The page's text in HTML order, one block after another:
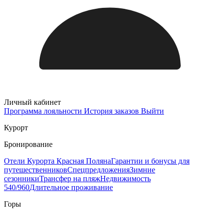
Личный кабинет
Программа лояльности История заказов Выйти
Курорт
Бронирование
Отели Курорта Красная ПолянаГарантии и бонусы для
путешественниковСпецпредложенияЗимние
сезонникиТрансфер на пляжНедвижимость
540/960Длительное проживание
Горы